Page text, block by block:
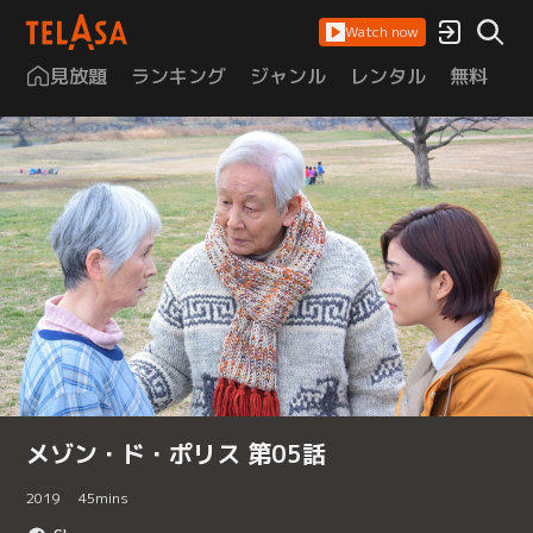
Watch now
見放題 ランキング ジャンル レンタル 無料
メゾン・ド・ポリス 第05話
2019 45mins